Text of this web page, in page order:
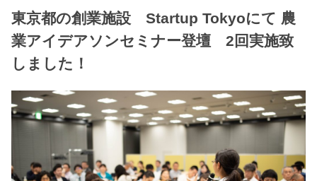
東京都の創業施設 Startup Tokyoにて 農
業アイデアソンセミナー登壇 2回実施致
しました！